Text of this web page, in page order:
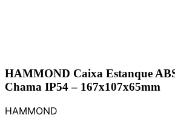
HAMMOND Caixa Estanque
Chama IP54 – 167x107x65mm
HAMMOND